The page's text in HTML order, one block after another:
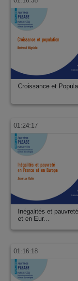
Croissance et
01:24:17
Inégalités et
et en Eur…
01:16:18